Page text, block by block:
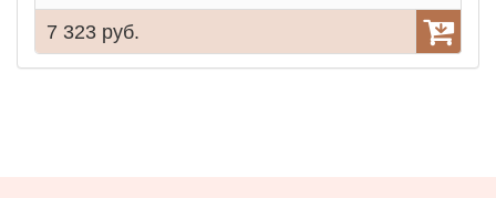
7 323 руб.